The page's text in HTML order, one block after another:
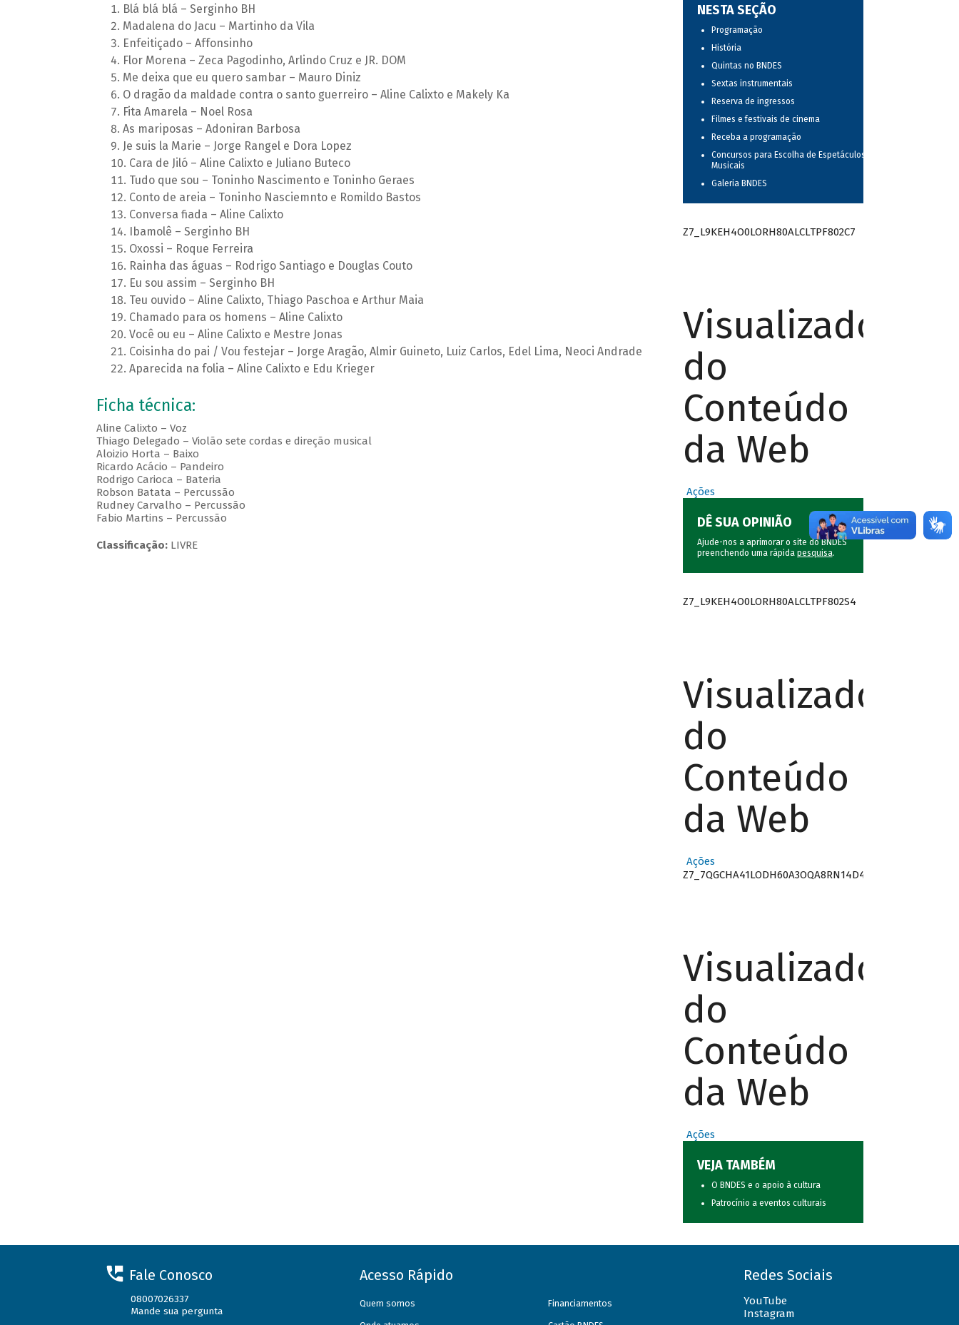
Blá blá blá – Serginho BH
Madalena do Jacu – Martinho da Vila
Enfeitiçado – Affonsinho
Flor Morena – Zeca Pagodinho, Arlindo Cruz e JR. DOM
Me deixa que eu quero sambar – Mauro Diniz
O dragão da maldade contra o santo guerreiro – Aline Calixto e Makely Ka
Fita Amarela – Noel Rosa
As mariposas – Adoniran Barbosa
Je suis la Marie – Jorge Rangel e Dora Lopez
Cara de Jiló – Aline Calixto e Juliano Buteco
Tudo que sou – Toninho Nascimento e Toninho Geraes
Conto de areia – Toninho Nasciemnto e Romildo Bastos
Conversa fiada – Aline Calixto
Ibamolê – Serginho BH
Oxossi – Roque Ferreira
Rainha das águas – Rodrigo Santiago e Douglas Couto
Eu sou assim – Serginho BH
Teu ouvido – Aline Calixto, Thiago Paschoa e Arthur Maia
Chamado para os homens – Aline Calixto
Você ou eu – Aline Calixto e Mestre Jonas
Coisinha do pai / Vou festejar – Jorge Aragão, Almir Guineto, Luiz Carlos, Edel Lima, Neoci Andrade
Aparecida na folia – Aline Calixto e Edu Krieger
Ficha técnica:
Aline Calixto – Voz
Thiago Delegado – Violão sete cordas e direção musical
Aloizio Horta – Baixo
Ricardo Acácio – Pandeiro
Rodrigo Carioca – Bateria
Robson Batata – Percussão
Rudney Carvalho – Percussão
Fabio Martins – Percussão
Classificação:LIVRE
NESTA SEÇÃO
Programação
História
Quintas no BNDES
Sextas instrumentais
Reserva de ingressos
Filmes e festivais de cinema
Receba a programação
Concursos para Escolha de Espetáculos
Musicais
Galeria BNDES
Z7_L9KEH4O0LORH80ALCLTPF802C7
Visualizador
do
Conteúdo
da Web
Ações
DÊ SUA OPINIÃO
Ajude-nos a aprimorar o site do BNDES
preenchendo uma rápida pesquisa.
Z7_L9KEH4O0LORH80ALCLTPF802S4
Visualizador
do
Conteúdo
da Web
Ações
Z7_7QGCHA41LODH60A3OQA8RN14D4
Visualizador
do
Conteúdo
da Web
Ações
VEJA TAMBÉM
O BNDES e o apoio à cultura
Patrocínio a eventos culturais
Fale Conosco
08007026337
Mande sua pergunta
Acesso Rápido
Quem somos Financiamentos
Redes Sociais
YouTube
Instagram